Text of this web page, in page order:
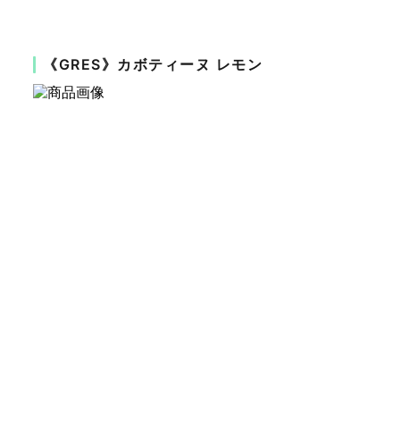
《GRES》カボティーヌ レモン